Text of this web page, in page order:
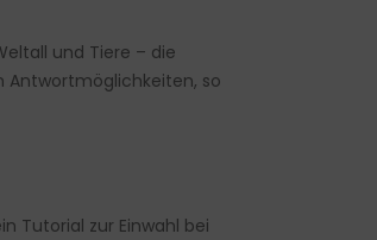
und Tiere – die
Antwortmöglichkeiten, so
Tutorial zur Einwahl bei